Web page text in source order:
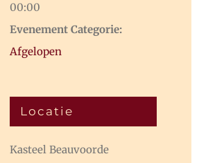
00:00
Evenement Categorie:
Afgelopen
Locatie
Kasteel Beauvoorde